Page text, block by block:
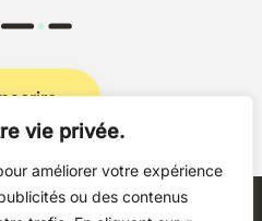
vie privée.
améliorer votre expérience
ou des contenus
Politique de confidentialité